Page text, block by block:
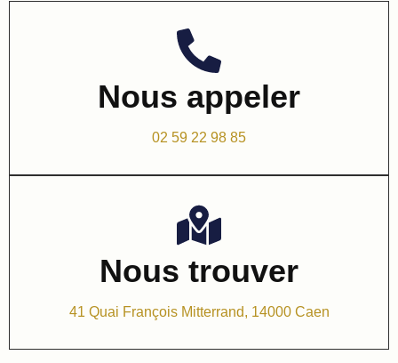
Nous appeler
02 59 22 98 85
Nous trouver
41 Quai François Mitterrand, 14000 Caen